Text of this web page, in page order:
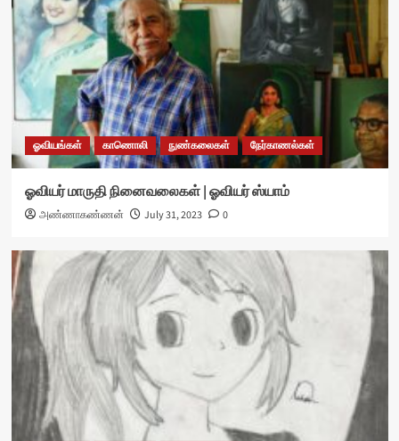
ஓவியங்கள் காணொலி நுண்கலைகள் நேர்காணல்கள்
ஓவியர் மாருதி நினைவலைகள் | ஓவியர் ஸ்யாம்
அண்ணாகண்ணன் July 31, 2023 0